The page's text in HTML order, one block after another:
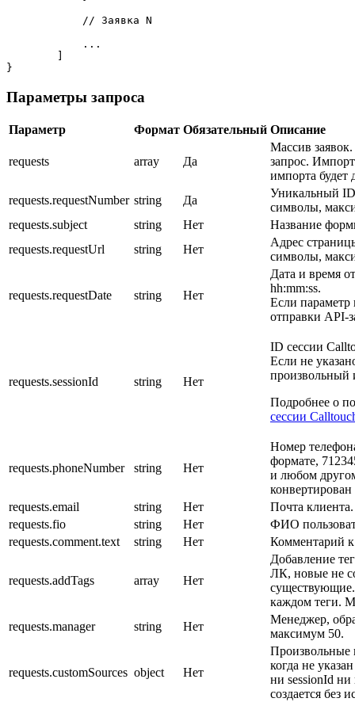
            // Заявка N
            ...
}
Параметры запроса
Параметр Формат Обязательный Описание
requests array Да
Массив
запрос.
импорта будет
requests.requestNumber string Да
Уникальный
символы,
requests.subject
string Нет
Название
requests.requestUrl
string Нет
Адрес
символы,
requests.requestDate string Нет
Дата и время
hh:mm:ss.
Если параметр
отправки API-
requests.sessionId string Нет
ID сессии
Если не
произвольный
Подробнее о
сессии
requests.phoneNumber string Нет
Номер
формате,
и любом
requests.email
string Нет
Почта
requests.fio
string Нет
ФИО
requests.comment.text
string Нет Комментарий
requests.addTags array Нет
Добавление
ЛК, новые не
каждом теги.
requests.manager
string Нет
Менеджер,
максимум 50.
requests.customSources object Нет
Произвольные
когда не
ни sessionId ни
создается без